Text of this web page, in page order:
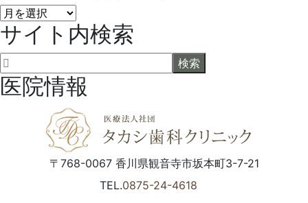
タ
カ
シ
歯
科
ブ
サイト内検索
医院情報
〒768-0067 香川県観音寺市坂本町3-7-21
TEL.0875-24-4618